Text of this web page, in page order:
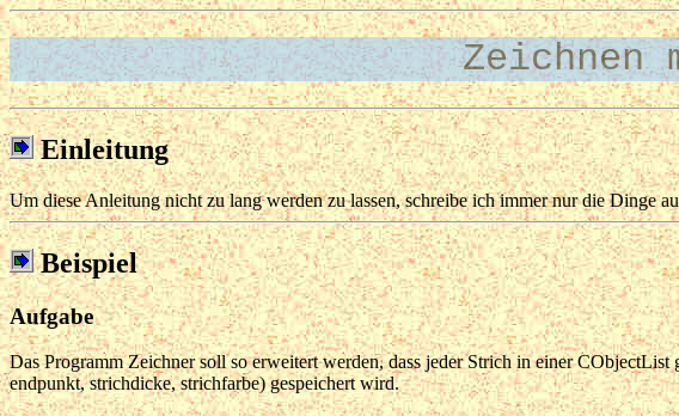
Zeichnen
Einleitung
Um diese Anleitung nicht zu lang werden zu lassen, schreibe ich immer nur die Dinge
Beispiel
Aufgabe
Das Programm Zeichner soll so erweitert werden, dass jeder Strich in einer
endpunkt, strichdicke, strichfarbe) gespeichert wird.